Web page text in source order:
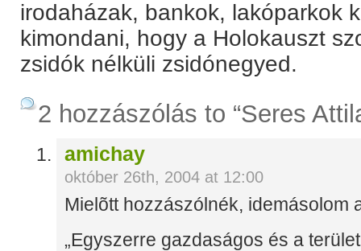
irodaházak, bankok, lakóparkok
kimondani, hogy a Holokauszt
zsidók nélküli zsidónegyed.
2 hozzászólás to “Seres
amichay
október 26th, 2004 at 12:00
Mielõtt hozzászólnék,
„Egyszerre gazdaságos és a